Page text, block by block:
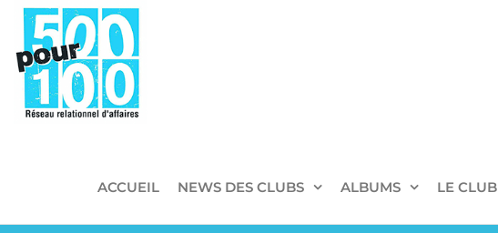
ACCUEIL NEWS DES CLUBS ALBUMS LE CLUB